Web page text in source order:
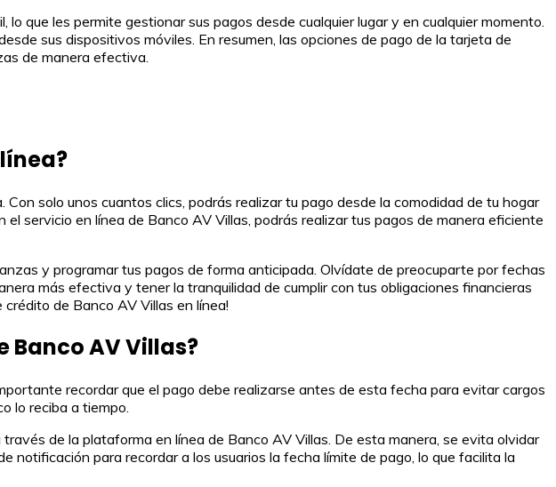
que les permite gestionar sus pagos desde cualquier lugar y en cualquier momento.
sus dispositivos móviles. En resumen, las opciones de pago de la tarjeta de
de manera efectiva.
solo unos cuantos clics, podrás realizar tu pago desde la comodidad de tu hogar
servicio en línea de Banco AV Villas, podrás realizar tus pagos de manera eficiente
y programar tus pagos de forma anticipada. Olvídate de preocuparte por fechas
más efectiva y tener la tranquilidad de cumplir con tus obligaciones financieras
de Banco AV Villas en línea!
AV Villas?
recordar que el pago debe realizarse antes de esta fecha para evitar cargos
lo reciba a tiempo.
de la plataforma en línea de Banco AV Villas. De esta manera, se evita olvidar
notificación para recordar a los usuarios la fecha límite de pago, lo que facilita la